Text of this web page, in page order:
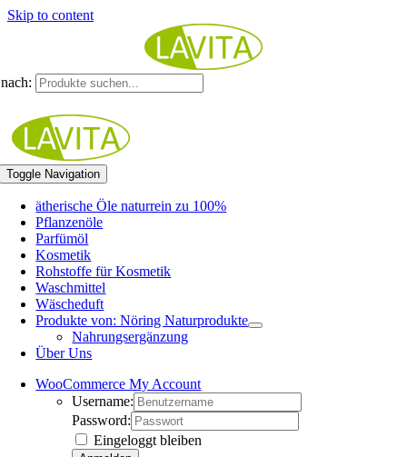
Skip to content
Toggle Navigation
ätherische Öle naturrein zu 100%
Pflanzenöle
Parfümöl
Kosmetik
Rohstoffe für Kosmetik
Waschmittel
Wäscheduft
Produkte von: Nöring Naturprodukte
Nahrungsergänzung
Über Uns
WooCommerce My Account
Username:
Password:
Eingeloggt bleiben